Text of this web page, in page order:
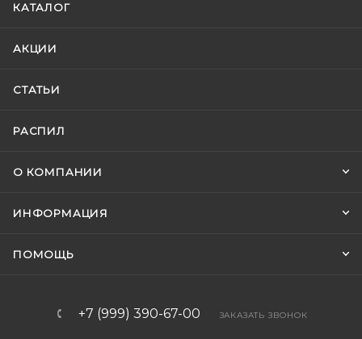
КАТАЛОГ
АКЦИИ
СТАТЬИ
РАСПИЛ
О КОМПАНИИ
ИНФОРМАЦИЯ
ПОМОЩЬ
+7 (999) 390-67-00 ЗАКАЗАТЬ ЗВОНОК